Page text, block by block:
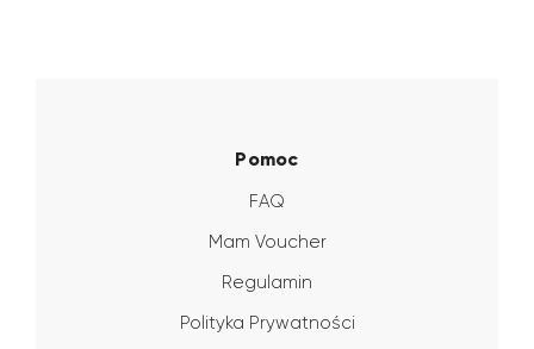
Pomoc
FAQ
Mam Voucher
Regulamin
Polityka Prywatności